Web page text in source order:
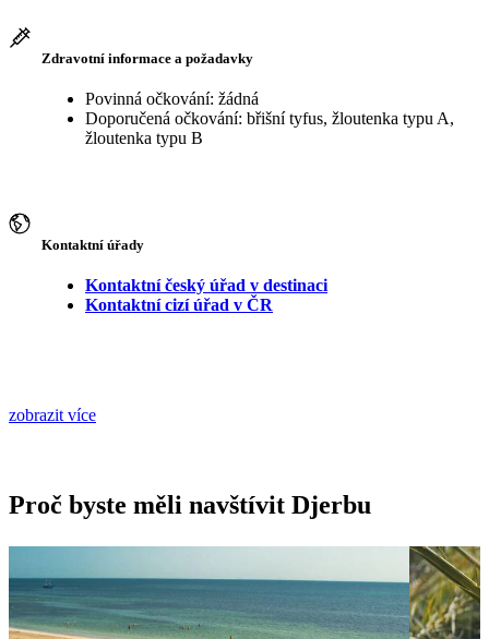
Zdravotní informace a požadavky
Povinná očkování: žádná
Doporučená očkování: břišní tyfus, žloutenka typu A,
žloutenka typu B
Kontaktní úřady
Kontaktní český úřad v destinaci
Kontaktní cizí úřad v ČR
zobrazit více
Proč byste měli navštívit Djerbu